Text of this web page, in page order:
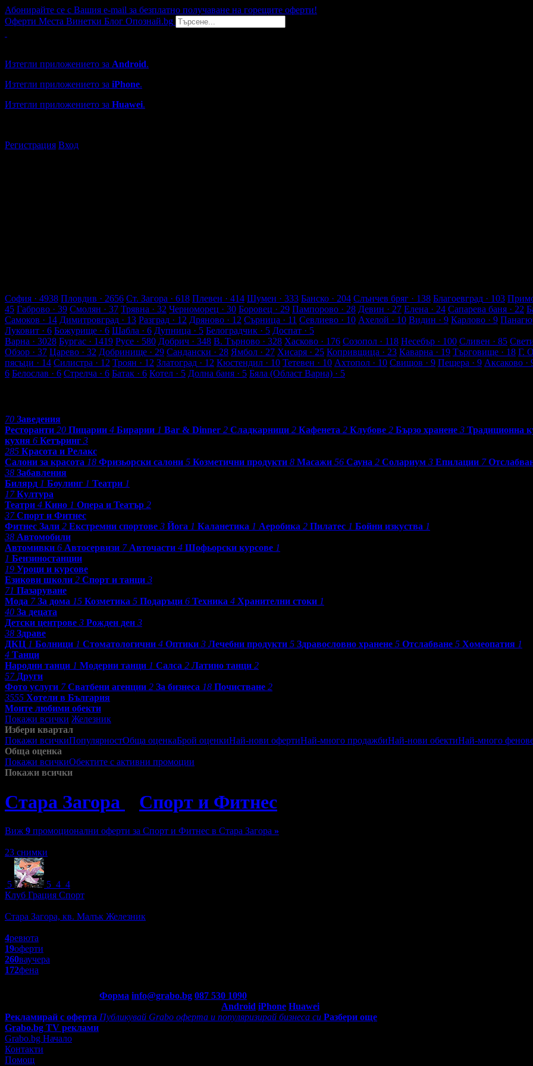
Абонирайте се с Вашия e-mail за безплатно получаване на горещите оферти!
Оферти Места Винетки Блог Опознай.bg
Изтегли приложението за Android.
Изтегли приложението за iPhone.
Изтегли приложението за Huawei.
Регистрация Вход
София · 4938 Пловдив · 2656 Ст. Загора · 618 Плевен · 414 Шумен · 333 Банско · 204 Слънчев бряг · 138 Благоевград · 103
45 Габрово · 39 Смолян · 37 Трявна · 32 Черноморец · 30 Боровец · 29 Пампорово · 28 Девин · 27 Елена · 24 Сапарева баня · 22
Самоков · 14 Димитровград · 13 Разград · 12 Дряново · 12 Сърница · 11 Севлиево · 10 Ахелой · 10 Видин · 9 Карлово · 9
Луковит · 6 Божурище · 6 Шабла · 6 Дупница · 5 Белоградчик · 5 Доспат · 5
Варна · 3028 Бургас · 1419 Русе · 580 Добрич · 348 В. Търново · 328 Хасково · 176 Созопол · 118 Несебър · 100 Сливен · 85
Обзор · 37 Царево · 32 Добринище · 29 Сандански · 28 Ямбол · 27 Хисаря · 25 Копривщица · 23 Каварна · 19 Търговище · 18 Г.
пясъци · 14 Силистра · 12 Троян · 12 Златоград · 12 Кюстендил · 10 Тетевен · 10 Ахтопол · 10 Свищов · 9 Пещера · 9 Аксаково ·
6 Белослав · 6 Стрелча · 6 Батак · 6 Котел · 5 Долна баня · 5 Бяла (Област Варна) · 5
70 Заведения
Ресторанти 20 Пицарии 4 Бирарии 1 Bar & Dinner 2 Сладкарници 2 Кафенета 2 Клубове 2 Бързо хранене 3 Традиционна
кухня 6 Кетъринг 3
285 Красота и Релакс
Салони за красота 18 Фризьорски салони 5 Козметични продукти 8 Масажи 56 Сауна 2 Солариум 3 Епилации 7
38 Забавления
Билярд 1 Боулинг 1 Театри 1
17 Култура
Театри 4 Кино 1 Опера и Театър 2
37 Спорт и Фитнес
Фитнес Зали 2 Екстремни спортове 3 Йога 1 Каланетика 1 Аеробика 2 Пилатес 1 Бойни изкуства 1
38 Автомобили
Автомивки 6 Автосервизи 7 Авточасти 4 Шофьорски курсове 1
1 Бензиностанции
19 Уроци и курсове
Езикови школи 2 Спорт и танци 3
71 Пазаруване
Мода 7 За дома 15 Козметика 5 Подаръци 6 Техника 4 Хранителни стоки 1
40 За децата
Детски центрове 3 Рожден ден 3
38 Здраве
ДКЦ 1 Болници 1 Стоматологични 4 Оптики 3 Лечебни продукти 5 Здравословно хранене 5 Отслабване 5 Хомеопатия 1
4 Танци
Народни танци 1 Модерни танци 1 Салса 2 Латино танци 2
57 Други
Фото услуги 7 Сватбени агенции 2 За бизнеса 18 Почистване 2
3555 Хотели в България
Моите любими обекти
Покажи всички Железник
Избери квартал
Покажи всичкиПопулярностОбща оценкаБрой оценкиНай-нови офертиНай-много продажбиНай-нови обектиНай-много
Обща оценка
Покажи всичкиОбектите с активни промоции
Покажи всички
Стара Загора Спорт и Фитнес
Виж 9 промоционални оферти за Спорт и Фитнес в Стара Загора »
23 снимки
5 5 4 4
Клуб Грация Спорт
Стара Загора, кв. Малък Железник
4ревюта
19оферти
260ваучера
172фена
Форма info@grabo.bg 087 530 1090
Android iPhone Huawei
Рекламирай с оферта Публикувай Grabo оферта и популяризирай бизнеса си Разбери още
Grabo.bg TV реклами
Grabo.bg Начало
Контакти
Помощ